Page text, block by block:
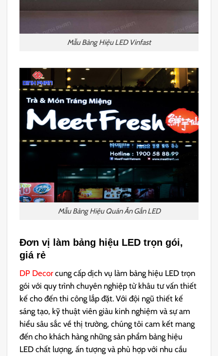
Mẫu Bảng Hiệu LED Vinfast
Mẫu Bảng Hiệu Quán Ăn Gắn LED
Đơn vị làm bảng hiệu LED trọn gói,
giá rẻ
DP Decorcung cấp dịch vụ làm bảng hiệu LED trọn
gói với quy trình chuyên nghiệp từ khâu tư vấn thiết
kế cho đến thi công lắp đặt. Với đội ngũ thiết kế
sáng tạo, kỹ thuật viên giàu kinh nghiệm và sự am
hiểu sâu sắc về thị trường, chúng tôi cam kết mang
đến cho khách hàng những sản phẩm bảng hiệu
LED chất lượng, ấn tượng và phù hợp với nhu cầu